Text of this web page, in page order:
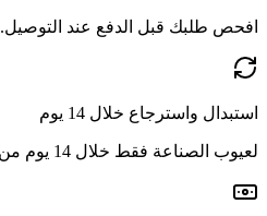
افحص طلبك قبل الدفع عند التوصيل.
استبدال واسترجاع خلال 14 يوم
لعيوب الصناعة فقط خلال 14 يوم من الاستلام.